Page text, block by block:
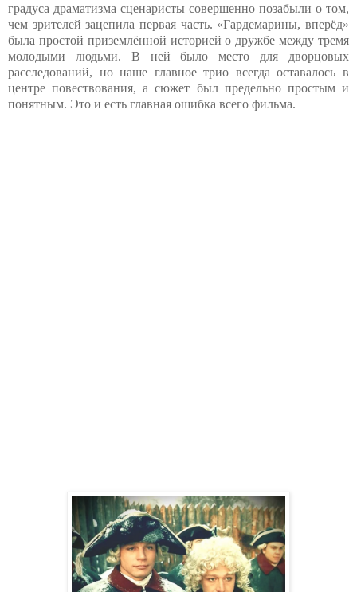
градуса драматизма сценаристы совершенно позабыли о том,
чем зрителей зацепила первая часть. «Гардемарины, вперёд»
была простой приземлённой историей о дружбе между тремя
молодыми людьми. В ней было место для дворцовых
расследований, но наше главное трио всегда оставалось в
центре повествования, а сюжет был предельно простым и
понятным. Это и есть главная ошибка всего фильма.